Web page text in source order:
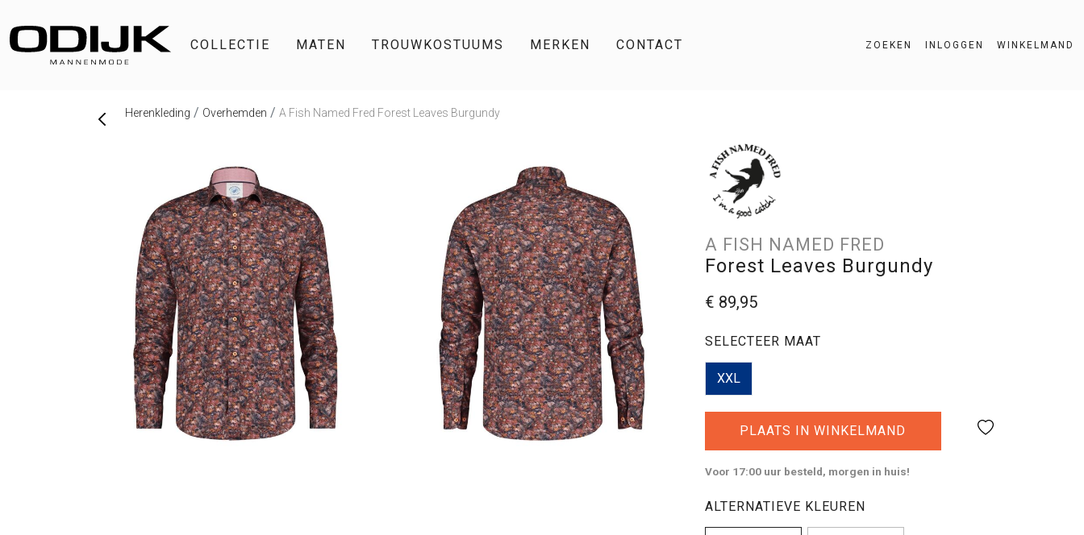
COLLECTIE MATEN TROUWKOSTUUMS MERKEN CONTACT ZOEKEN INLOGGEN WINKELMAND
Herenkleding Overhemden A Fish Named Fred Forest Leaves Burgundy
A FISH NAMED FRED
Forest Leaves Burgundy
€ 89,95
SELECTEER MAAT
XXL
PLAATS IN WINKELMAND
Voor 17:00 uur besteld, morgen in huis!
ALTERNATIEVE KLEUREN